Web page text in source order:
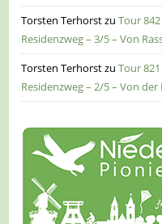
Torsten TerhorstzuTour
Residenzweg – 3/5 – Von
Torsten TerhorstzuTour
Residenzweg – 2/5 – Von